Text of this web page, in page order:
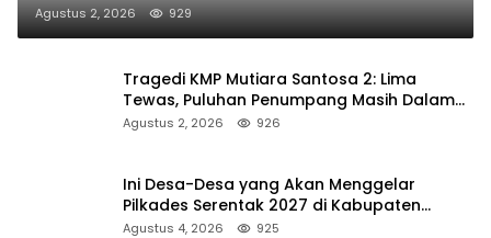
Kalianget
Agustus 2, 2026 929
Tragedi KMP Mutiara Santosa 2: Lima
Tewas, Puluhan Penumpang Masih Dalam
Pencarian
Agustus 2, 2026 926
Ini Desa-Desa yang Akan Menggelar
Pilkades Serentak 2027 di Kabupaten
Sumenep
Agustus 4, 2026 925